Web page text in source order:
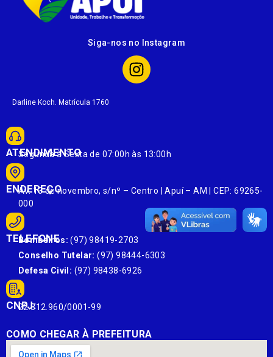
Siga-nos no Instagram
Darline Koch. Matrícula 1760
ATENDIMENTO
Segunda à Sexta de 07:00h às 13:00h
ENDEREÇO
Av. 13 de novembro, s/nº – Centro | Apuí – AM | CEP: 69265-
000
TELEFONE
Bombeiros: (97) 98419-2703
Conselho Tutelar: (97) 98444-6303
Defesa Civil: (97) 98438-6926
CNPJ:
22.812.960/0001-99
COMO CHEGAR À PREFEITURA